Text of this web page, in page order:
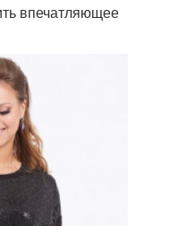
впечатляющее